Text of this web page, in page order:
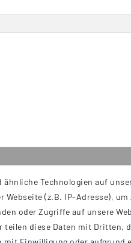
Technologien auf
Webseite (z.B. IP-Adresse),
oder Zugriffe auf unsere
teilen diese Daten mit Dritten,